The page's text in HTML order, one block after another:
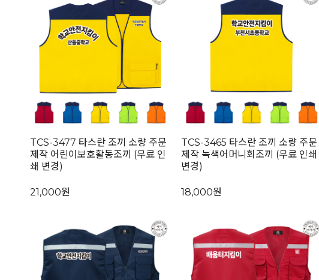
TCS-3477 타스란 조끼 소량 주문
제작 어린이보호활동조끼 (무료 인
쇄 변경)
21,000원
TCS-3465 타스란 조끼 소량 주문
제작 녹색어머니회조끼 (무료 인쇄
변경)
18,000원